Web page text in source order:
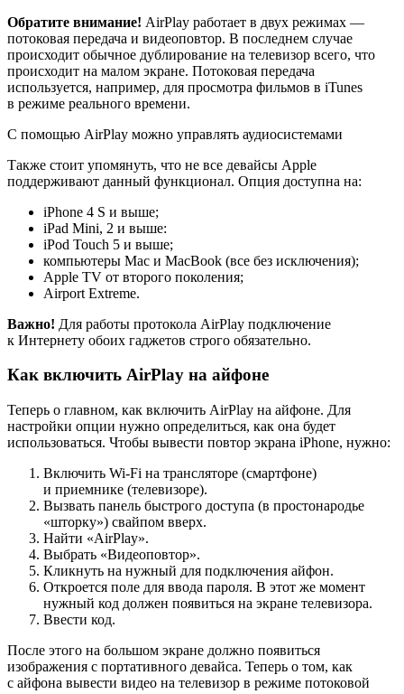
Обратите внимание! AirPlay работает в двух режимах —
потоковая передача и видеоповтор. В последнем случае
происходит обычное дублирование на телевизор всего, что
происходит на малом экране. Потоковая передача
используется, например, для просмотра фильмов в iTunes
в режиме реального времени.
C помощью AirPlay можно управлять аудиосистемами
Также стоит упомянуть, что не все девайсы Apple
поддерживают данный функционал. Опция доступна на:
iPhone 4 S и выше;
iPad Mini, 2 и выше:
iPod Touch 5 и выше;
компьютеры Mac и MacBook (все без исключения);
Apple TV от второго поколения;
Airport Extreme.
Важно! Для работы протокола AirPlay подключение
к Интернету обоих гаджетов строго обязательно.
Как включить AirPlay на айфоне
Теперь о главном, как включить AirPlay на айфоне. Для
настройки опции нужно определиться, как она будет
использоваться. Чтобы вывести повтор экрана iPhone, нужно:
Включить Wi-Fi на трансляторе (смартфоне)
и приемнике (телевизоре).
Вызвать панель быстрого доступа (в простонародье
«шторку») свайпом вверх.
Найти «AirPlay».
Выбрать «Видеоповтор».
Кликнуть на нужный для подключения айфон.
Откроется поле для ввода пароля. В этот же момент
нужный код должен появиться на экране телевизора.
Ввести код.
После этого на большом экране должно появиться
изображения с портативного девайса. Теперь о том, как
с айфона вывести видео на телевизор в режиме потоковой